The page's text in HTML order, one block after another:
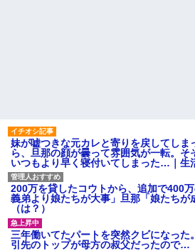
妹が嘘つきな元カレと寄りを戻してしま
ら、旦那の顔が曇って雰囲気が一転。そ
いつもより早く寝付いてしまった…｜
200万を貸したコウトから、追加で400万
義弟より娘たちが大事」旦那「娘たちが
（は？）
三年働いてたパートを突然クビになった
引先のトップが母方の叔父だったので…